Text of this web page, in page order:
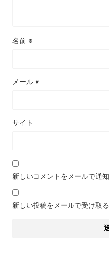
名前 ※
メール ※
サイト
新しいコメントをメールで通知
新しい投稿をメールで受け取る